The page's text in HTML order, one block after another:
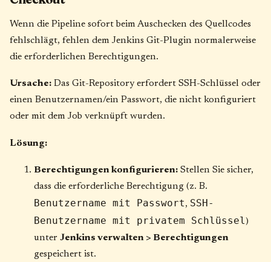
Wenn die Pipeline sofort beim Auschecken des Quellcodes
fehlschlägt, fehlen dem Jenkins Git-Plugin normalerweise
die erforderlichen Berechtigungen.
Ursache: Das Git-Repository erfordert SSH-Schlüssel oder
einen Benutzernamen/ein Passwort, die nicht konfiguriert
oder mit dem Job verknüpft wurden.
Lösung:
Berechtigungen konfigurieren: Stellen Sie sicher,
dass die erforderliche Berechtigung (z. B.
Benutzername mit Passwort, SSH-
Benutzername mit privatem Schlüssel)
unter Jenkins verwalten > Berechtigungen
gespeichert ist.